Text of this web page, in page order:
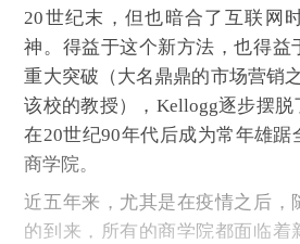
20世纪末，但也暗合了互联网
神。得益于这个新方法，也得益
重大突破（大名鼎鼎的市场营销
该校的教授），Kellogg逐步摆脱
在20世纪90年代后成为常年雄踞
商学院。
近五年来，尤其是在疫情之后，
的到来，所有的商学院都面临着